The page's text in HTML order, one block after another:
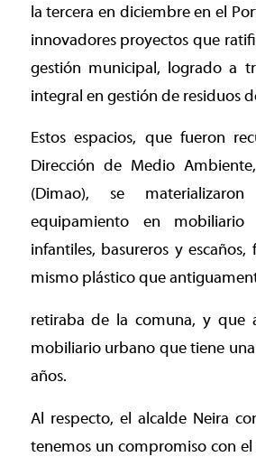
la tercera en diciembre en el
innovadores proyectos que
gestión municipal, logrado a
integral en gestión de residuos
Estos espacios, que fueron
Dirección de Medio
(Dimao), se
equipamiento en mobiliario
infantiles, basureros y escaños,
mismo plástico que
retiraba de la comuna, y que
mobiliario urbano que tiene
años.
Al respecto, el alcalde Neira
tenemos un compromiso con